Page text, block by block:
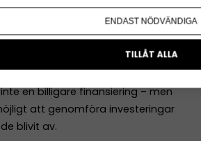
högre
del av finansieringen i
osäkerhet är räntan normalt
en billigare finansiering – men
att genomföra investeringar
blivit av.
ditt val i efterhand hittar du den
ENDAST NÖDVÄNDIGA
TILLÅT ALLA